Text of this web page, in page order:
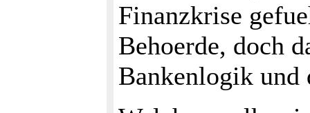
Finanzkrise
Behoerde, doch
Bankenlogik und